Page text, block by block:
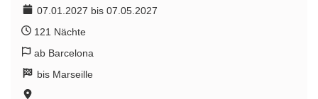
07.01.2027 bis 07.05.2027
121 Nächte
ab Barcelona
bis Marseille